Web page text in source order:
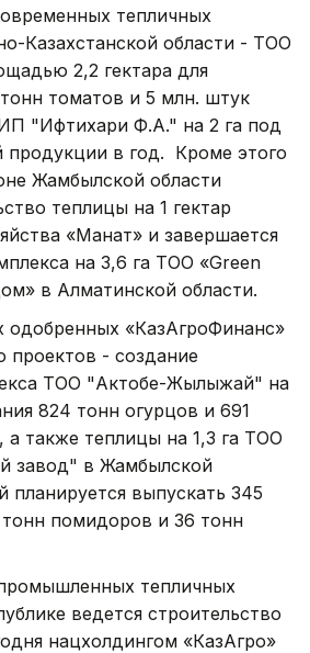
тепличных
Казахстанской области - ТОО
2,2 гектара для
томатов и 5 млн. штук
"Ифтихари Ф.А." на 2 га под
в год. Кроме этого
Жамбылской области
теплицы на 1 гектар
«Манат» и завершается
на 3,6 га ТОО «Green
в Алматинской области.
одобренных «КазАгроФинанс»
проектов - создание
ТОО "Актобе-Жылыжай" на
824 тонн огурцов и 691
также теплицы на 1,3 га ТОО
завод" в Жамбылской
планируется выпускать 345
тонн помидоров и 36 тонн
тепличных
ведется строительство
нацхолдингом «КазАгро»